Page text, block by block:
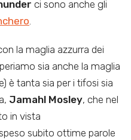
ci sono anche gli
la maglia azzurra dei
sia anche la maglia
è tanta sia per i tifosi sia
Jamahl Mosley, che nel
in vista
subito ottime parole